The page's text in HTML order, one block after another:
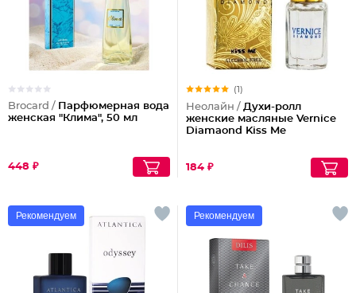
Brocard / Парфюмерная вода
женская "Клима", 50 мл
448 ₽
(1)
Неолайн / Духи-ролл
женские масляные Vernice
Diamaond Kiss Me
184 ₽
Рекомендуем Рекомендуем